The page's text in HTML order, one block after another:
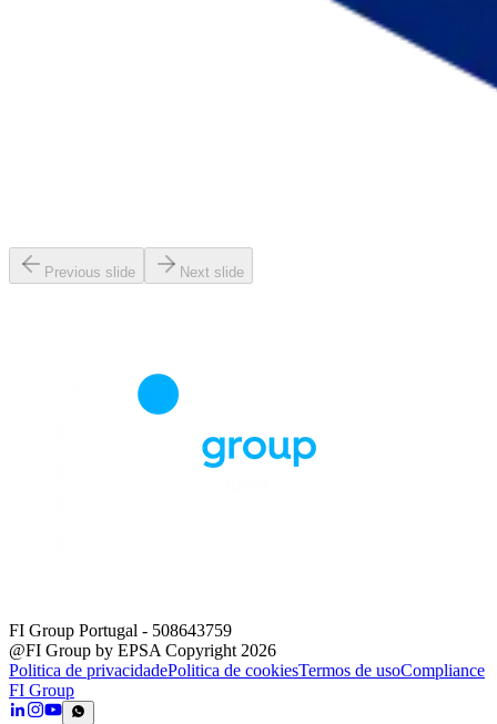
Previous slide Next slide
FI Group Portugal - 508643759
@FI Group by EPSA Copyright 2026
Politica de privacidadePolitica de cookiesTermos de usoCompliance
FI Group